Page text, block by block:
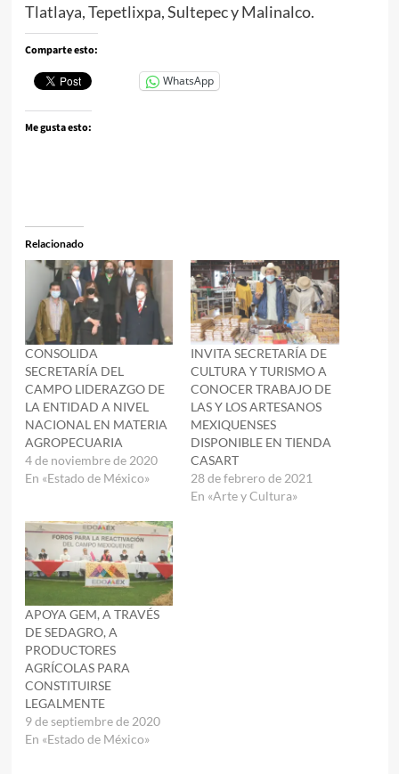
Tlatlaya, Tepetlixpa, Sultepec y Malinalco.
Comparte esto:
WhatsApp
Me gusta esto:
Relacionado
CONSOLIDA
SECRETARÍA DEL
CAMPO LIDERAZGO DE
LA ENTIDAD A NIVEL
NACIONAL EN MATERIA
AGROPECUARIA
4 de noviembre de 2020
En «Estado de México»
INVITA SECRETARÍA DE
CULTURA Y TURISMO A
CONOCER TRABAJO DE
LAS Y LOS ARTESANOS
MEXIQUENSES
DISPONIBLE EN TIENDA
CASART
28 de febrero de 2021
En «Arte y Cultura»
APOYA GEM, A TRAVÉS
DE SEDAGRO, A
PRODUCTORES
AGRÍCOLAS PARA
CONSTITUIRSE
LEGALMENTE
9 de septiembre de 2020
En «Estado de México»